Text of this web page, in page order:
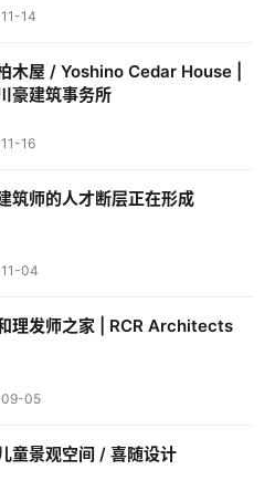
14
木屋 / Yoshino Cedar House |
豪建筑事务所
16
筑师的人才断层正在形成
04
理发师之家 | RCR Architects
05
童景观空间 / 喜随设计